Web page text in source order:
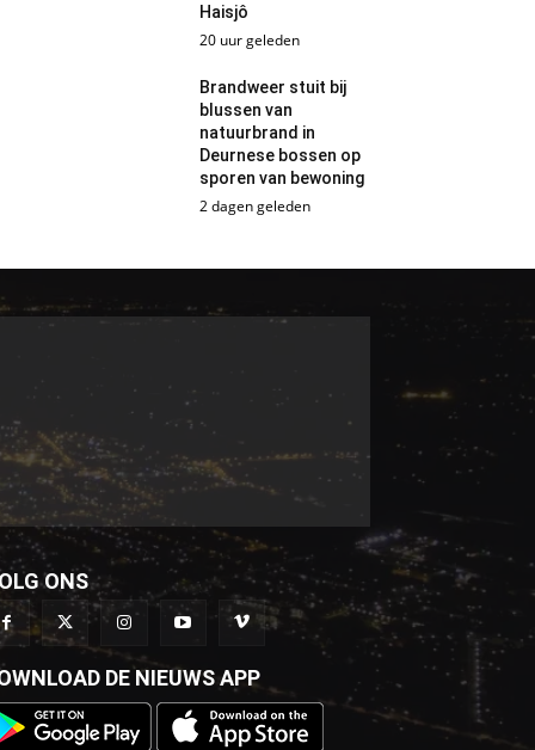
Haisjô
20 uur geleden
Brandweer stuit bij
blussen van
natuurbrand in
Deurnese bossen op
sporen van bewoning
2 dagen geleden
ONS
DE NIEUWS APP